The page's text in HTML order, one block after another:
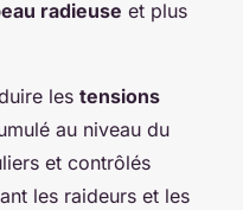
radieuse et plus
les tensions
au niveau du
et contrôlés
les raideurs et les